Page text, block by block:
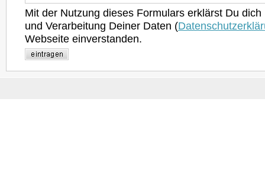
Mit der Nutzung dieses Formulars erklärst Du
und Verarbeitung Deiner Daten (
Webseite einverstanden.